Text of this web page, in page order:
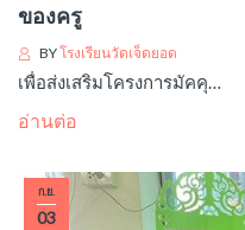
ของครู
BYโรงเรียนวัดเจ็ดยอด
เพื่อส่งเสริมโครงการมัคคุ…
อ่านต่อ
ก.ย.
03